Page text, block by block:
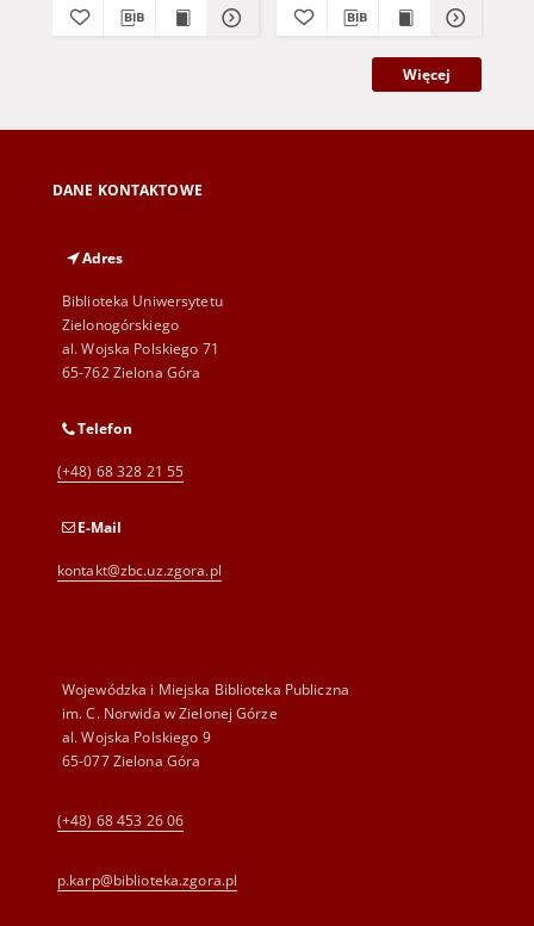
Więcej
DANE KONTAKTOWE
Adres
Biblioteka Uniwersytetu
Zielonogórskiego
al. Wojska Polskiego 71
65-762 Zielona Góra
Telefon
(+48) 68 328 21 55
E-Mail
kontakt@zbc.uz.zgora.pl
Wojewódzka i Miejska Biblioteka Publiczna
im. C. Norwida w Zielonej Górze
al. Wojska Polskiego 9
65-077 Zielona Góra
(+48) 68 453 26 06
p.karp@biblioteka.zgora.pl